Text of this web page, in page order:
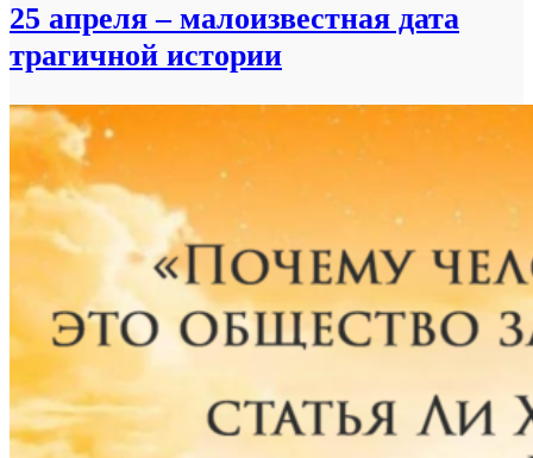
25 апреля – малоизвестная дата
трагичной истории